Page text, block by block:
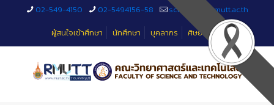
02-549-4150 02-5494156-58
sciteched@rmutt.ac.th
ผู้สนใจเข้าศึกษา
นักศึกษา บุคลากร ศิษย์เก่า